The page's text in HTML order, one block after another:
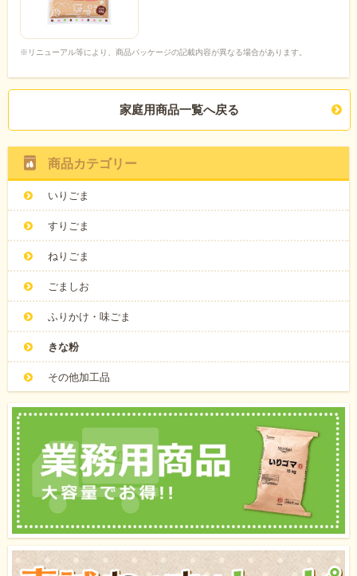
※リニューアル等により、商品パッケージの記載内容が異なる場合があります。
家庭用商品一覧へ戻る
商品カテゴリー
いりごま
すりごま
ねりごま
ごましお
ふりかけ・味ごま
きな粉
その他加工品